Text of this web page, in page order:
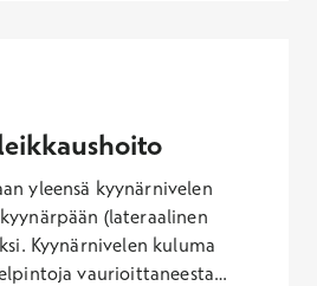
yleensä kyynärnivelen
(lateraalinen
Kyynärnivelen kuluma
vaurioittaneesta